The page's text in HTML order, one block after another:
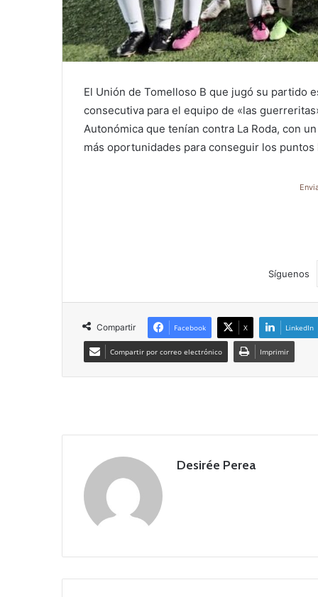
El Unión de Tomelloso B que jugó su partido
consecutiva para el equipo de «las
Autonómica que tenían contra La Roda, con
más oportunidades para conseguir los
Síguenos
Compartir Facebook X LinkedIn
Compartir por correo electrónico Imprimir
Desirée Perea